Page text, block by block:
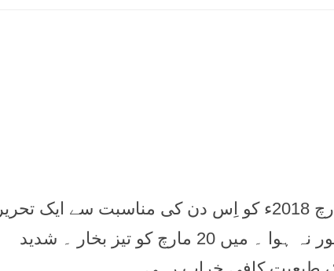
۔ میں نے حسبِ سابق 4 دن بعد یعنی 23 مارچ 2018ء کو اِس دن کی مناسبت سے ایک تحریر
تیار کر کے محفوظ کر رکھی تھی لیکن الله کو منظور نہ ہوا ۔ میں 20 مارچ کو تیز بخار ۔ شدید